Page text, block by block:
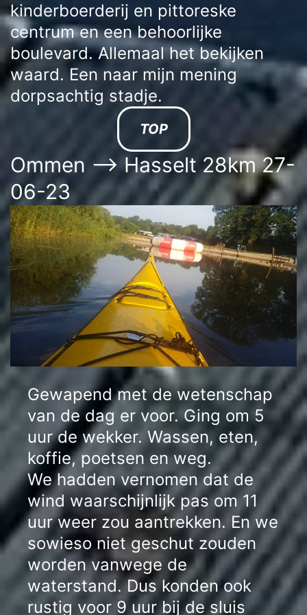
kinderboerderij en pittoreske
centrum en een behoorlijke
boulevard. Allemaal het bekijken
waard. Een naar mijn mening
dorpsachtig stadje.
TOP
Ommen –> Hasselt 28km 27-
06-23
Gewapend met de wetenschap
van de dag er voor. Ging om 5
uur de wekker. Wassen, eten,
koffie, poetsen en weg.
We hadden vernomen dat de
wind waarschijnlijk pas om 11
uur weer zou aantrekken. En we
sowieso niet geschut zouden
worden vanwege de
waterstand. Dus konden ook
rustig voor 9 uur bij de sluis